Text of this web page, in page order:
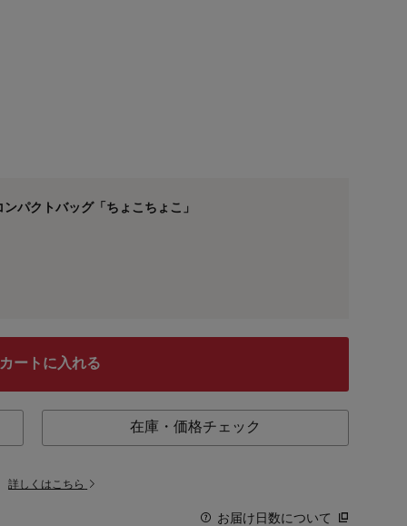
パクトバッグ「ちょこちょこ」
カートに入れる
在庫・価格チェック
詳しくはこちら
お届け日数について